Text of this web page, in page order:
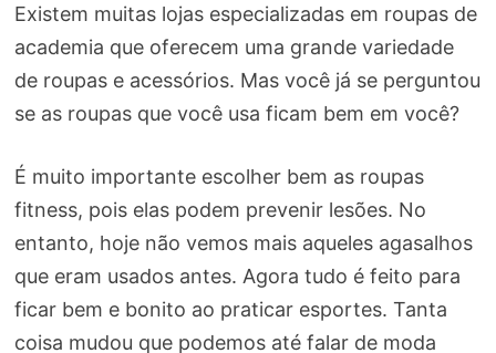
Existem muitas lojas especializadas em roupas de
academia que oferecem uma grande variedade
de roupas e acessórios. Mas você já se perguntou
se as roupas que você usa ficam bem em você?
É muito importante escolher bem as roupas
fitness, pois elas podem prevenir lesões. No
entanto, hoje não vemos mais aqueles agasalhos
que eram usados ​​antes. Agora tudo é feito para
ficar bem e bonito ao praticar esportes. Tanta
coisa mudou que podemos até falar de moda